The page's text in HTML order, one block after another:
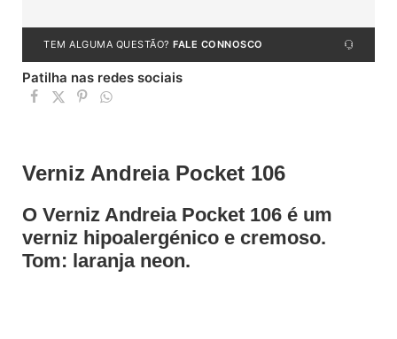
TEM ALGUMA QUESTÃO? FALE CONNOSCO
Patilha nas redes sociais
Verniz Andreia Pocket 106
O Verniz Andreia Pocket 106 é um
verniz hipoalergénico e cremoso.
Tom: laranja neon.